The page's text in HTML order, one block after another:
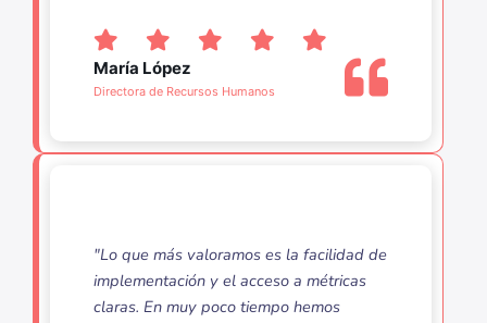
María López
Directora de Recursos Humanos
"Lo que más valoramos es la facilidad de
implementación y el acceso a métricas
claras. En muy poco tiempo hemos